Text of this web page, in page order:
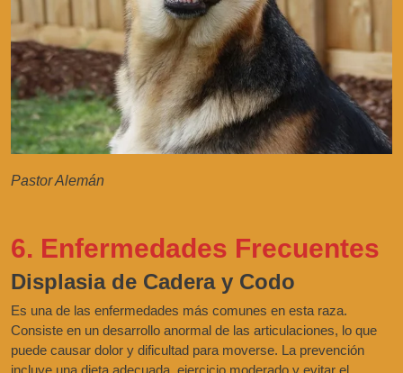
Pastor Alemán
6. Enfermedades Frecuentes
Displasia de Cadera y Codo
Es una de las enfermedades más comunes en esta raza.
Consiste en un desarrollo anormal de las articulaciones, lo que
puede causar dolor y dificultad para moverse. La prevención